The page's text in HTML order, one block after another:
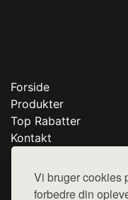
Vi bruger cookies
forbedre din
Forside
Produkter
Top Rabatter
Kontakt